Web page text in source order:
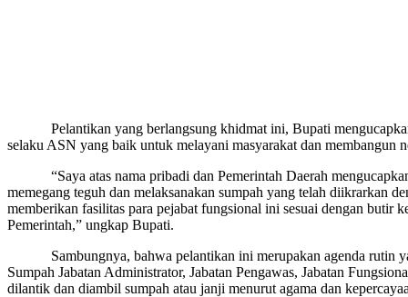
Pelantikan yang berlangsung khidmat ini, Bupati mengucapkan
selaku ASN yang baik untuk melayani masyarakat dan
“Saya atas nama pribadi dan Pemerintah Daerah mengucapkan
memegang teguh dan melaksanakan sumpah yang telah diikrarkan
memberikan fasilitas para pejabat fungsional ini sesuai dengan
Pemerintah,” ungkap Bupati.
Sambungnya, bahwa pelantikan ini merupakan agenda rutin
Sumpah Jabatan Administrator, Jabatan Pengawas, Jabatan
dilantik dan diambil sumpah atau janji menurut agama dan